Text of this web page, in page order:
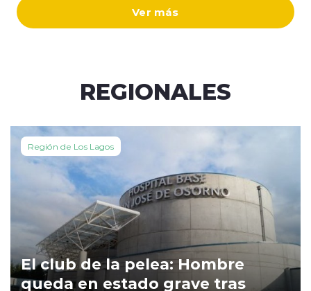
Ver más
REGIONALES
Región de Los Lagos
El club de la pelea: Hombre
queda en estado grave tras